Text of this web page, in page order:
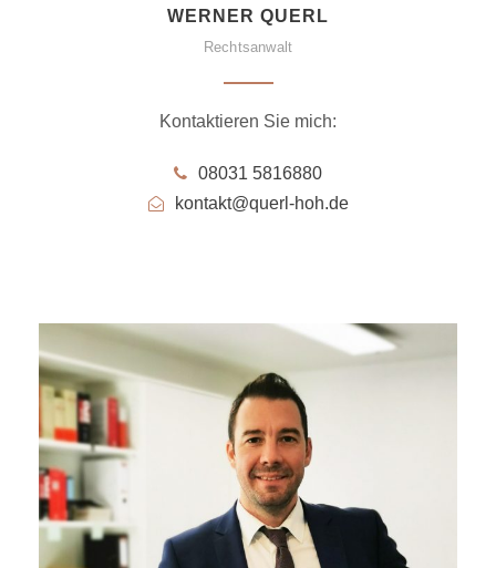
WERNER QUERL
Rechtsanwalt
Kontaktieren Sie mich:
08031 5816880
kontakt@querl-hoh.de